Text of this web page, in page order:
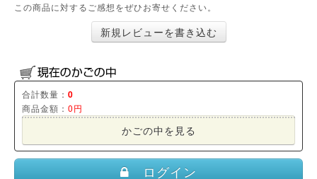
この商品に対するご感想をぜひお寄せください。
新規レビューを書き込む
合計数量： 0
商品金額： 0円
かごの中を見る
ログイン